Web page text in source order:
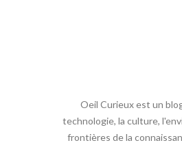
Oeil Curieux est un
technologie, la culture,
frontières de la